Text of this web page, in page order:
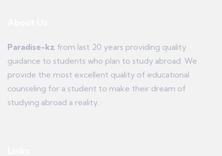
Paradise-kz from last 20 years providing quality
guidance to students who plan to study abroad. We
provide the most excellent quality of educational
counseling for a student to make their dream of
studying abroad a reality.